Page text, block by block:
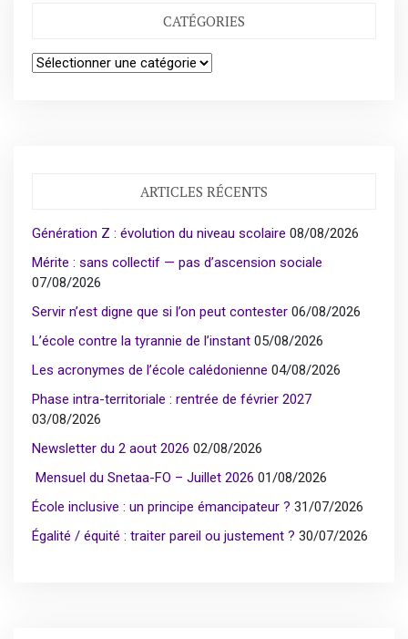
CATÉGORIES
Catégories
ARTICLES RÉCENTS
Génération Z : évolution du niveau scolaire 08/08/2026
Mérite : sans collectif — pas d’ascension sociale
07/08/2026
Servir n’est digne que si l’on peut contester 06/08/2026
L’école contre la tyrannie de l’instant 05/08/2026
Les acronymes de l’école calédonienne 04/08/2026
Phase intra-territoriale : rentrée de février 2027
03/08/2026
Newsletter du 2 aout 2026 02/08/2026
Mensuel du Snetaa-FO – Juillet 2026 01/08/2026
École inclusive : un principe émancipateur ? 31/07/2026
Égalité / équité : traiter pareil ou justement ? 30/07/2026